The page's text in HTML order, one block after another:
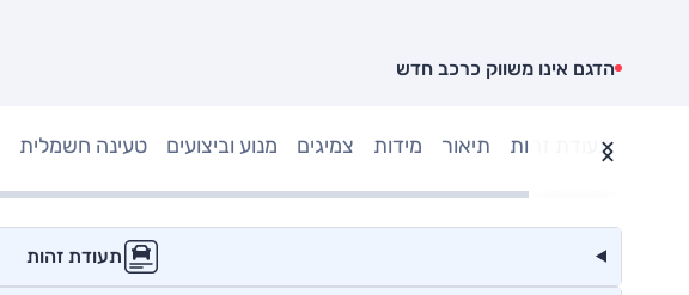
הדגם אינו משווק כרכב חדש
תעודת זהות תיאור מידות צמיגים מנוע וביצועים טעינה חשמלית
תעודת זהות